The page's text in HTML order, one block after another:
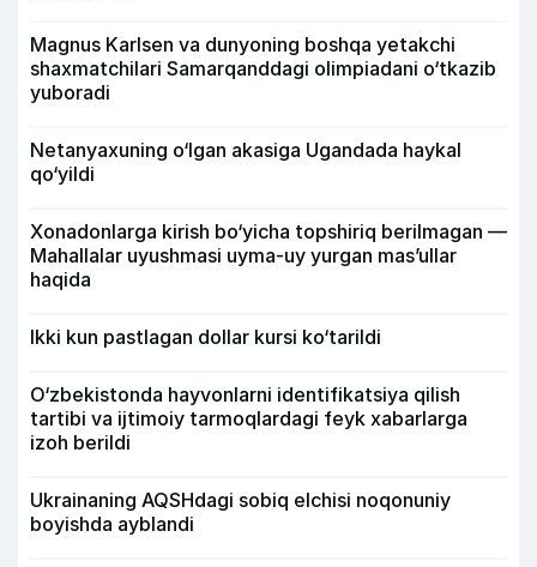
Magnus Karlsen va dunyoning boshqa yetakchi
shaxmatchilari Samarqanddagi olimpiadani o‘tkazib
yuboradi
Netanyaxuning o‘lgan akasiga Ugandada haykal
qo‘yildi
Xonadonlarga kirish bo‘yicha topshiriq berilmagan —
Mahallalar uyushmasi uyma-uy yurgan mas’ullar
haqida
Ikki kun pastlagan dollar kursi ko‘tarildi
O‘zbekistonda hayvonlarni identifikatsiya qilish
tartibi va ijtimoiy tarmoqlardagi feyk xabarlarga
izoh berildi
Ukrainaning AQSHdagi sobiq elchisi noqonuniy
boyishda ayblandi